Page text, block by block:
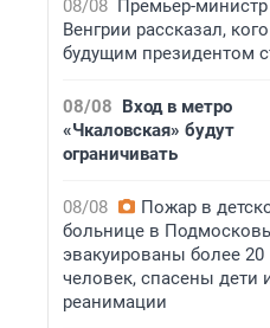
08/08 Премьер-министр
Венгрии рассказал,
будущим президентом
08/08 Вход в метро
«Чкаловская» будут
ограничивать
08/08
Пожар в
больнице в
эвакуированы более 20
человек, спасены дети
реанимации